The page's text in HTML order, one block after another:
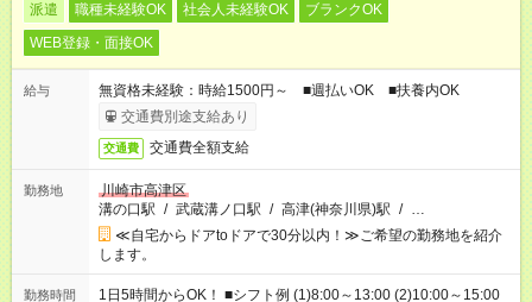
派遣 職種未経験OK 社会人未経験OK
ブランクOK
WEB登録・面接OK
給与
無資格未経験：時給1500円～ ■週払いOK ■扶養内OK
交通費別途支給あり
交通費 交通費全額支給
勤務地
川崎市高津区
溝の口駅 / 武蔵溝ノ口駅 / 高津(神奈川県)駅 / …
≪自宅からドアtoドアで30分以内！≫ご希望の勤務地を紹介
します。
勤務時間
1日5時間からOK！ ■シフト例 (1)8:00～13:00 (2)10:00～15:00